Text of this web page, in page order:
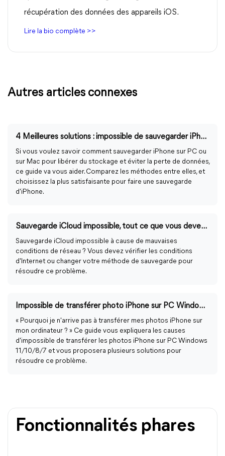
récupération des données des appareils iOS.
Lire la bio complète >>
Autres articles connexes
4 Meilleures solutions : impossible de sauvegarder iPhone sur iTunes
Si vous voulez savoir comment sauvegarder iPhone sur PC ou
sur Mac pour libérer du stockage et éviter la perte de données,
ce guide va vous aider. Comparez les méthodes entre elles, et
choisissez la plus satisfaisante pour faire une sauvegarde
d'iPhone.
Sauvegarde iCloud impossible, tout ce que vous devez savoir
Sauvegarde iCloud impossible à cause de mauvaises
conditions de réseau ? Vous devez vérifier les conditions
d'Internet ou changer votre méthode de sauvegarde pour
résoudre ce problème.
Impossible de transférer photo iPhone sur PC Windows 11/10/8/7
« Pourquoi je n'arrive pas à transférer mes photos iPhone sur
mon ordinateur ? » Ce guide vous expliquera les causes
d'impossible de transférer les photos iPhone sur PC Windows
11/10/8/7 et vous proposera plusieurs solutions pour
résoudre ce problème.
Fonctionnalités phares